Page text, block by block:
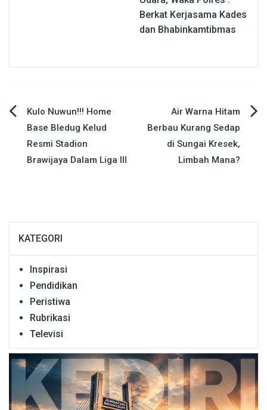
Berkat Kerjasama Kades
dan Bhabinkamtibmas
Navigasi
pos
Kulo Nuwun!!! Home
Base Bledug Kelud
Resmi Stadion
Brawijaya Dalam Liga III
Air Warna Hitam
Berbau Kurang Sedap
di Sungai Kresek,
Limbah Mana?
KATEGORI
Inspirasi
Pendidikan
Peristiwa
Rubrikasi
Televisi